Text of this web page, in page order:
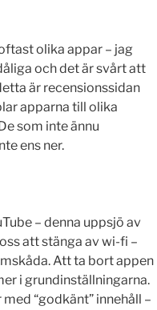
olika appar – jag
och det är svårt att
är recensionssidan
apparna till olika
som inte ännu
ens ner.
– denna uppsjö av
att stänga av wi-fi –
Att ta bort appen
i grundinställningarna.
“godkänt” innehåll –